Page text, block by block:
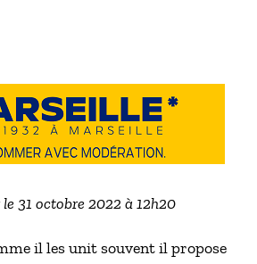
31 octobre 2022 à 12h20
il les unit souvent il propose